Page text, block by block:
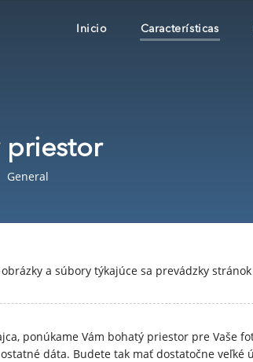
Inicio Características
priestor
General
a súbory týkajúce sa prevádzky
ponúkame Vám bohatý priestor pre Vaše
dáta. Budete tak mať dostatočne